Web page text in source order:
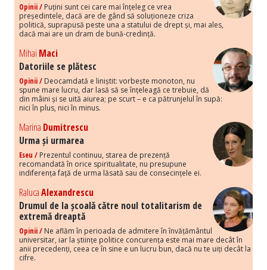
Opinii / Puțini sunt cei care mai înțeleg ce vrea
președintele, dacă are de gând să soluționeze criza
politică, suprapusă peste una a statului de drept și, mai ales,
dacă mai are un dram de bună-credință.
Mihai Maci
Datoriile se plătesc
Opinii / Deocamdată e liniștit: vorbește monoton, nu
spune mare lucru, dar lasă să se înțeleagă ce trebuie, dă
din mâini și se uită aiurea; pe scurt – e ca pătrunjelul în supă:
nici în plus, nici în minus.
Marina Dumitrescu
Urma și urmarea
Eseu / Prezentul continuu, starea de prezență
recomandată în orice spiritualitate, nu presupune
indiferența față de urma lăsată sau de consecințele ei.
RalucaAlexandrescu
Drumul de la școală către noul totalitarism de
extremă dreaptă
Opinii / Ne aflăm în perioada de admitere în învățământul
universitar, iar la științe politice concurența este mai mare decât în
anii precedenți, ceea ce în sine e un lucru bun, dacă nu te uiți decât la
cifre.